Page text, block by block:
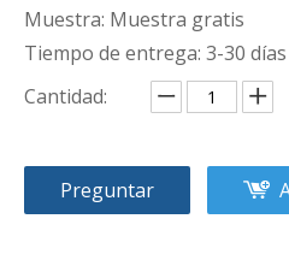
Muestra: Muestra gratis
Tiempo de entrega: 3-30 días
Cantidad:
Preguntar